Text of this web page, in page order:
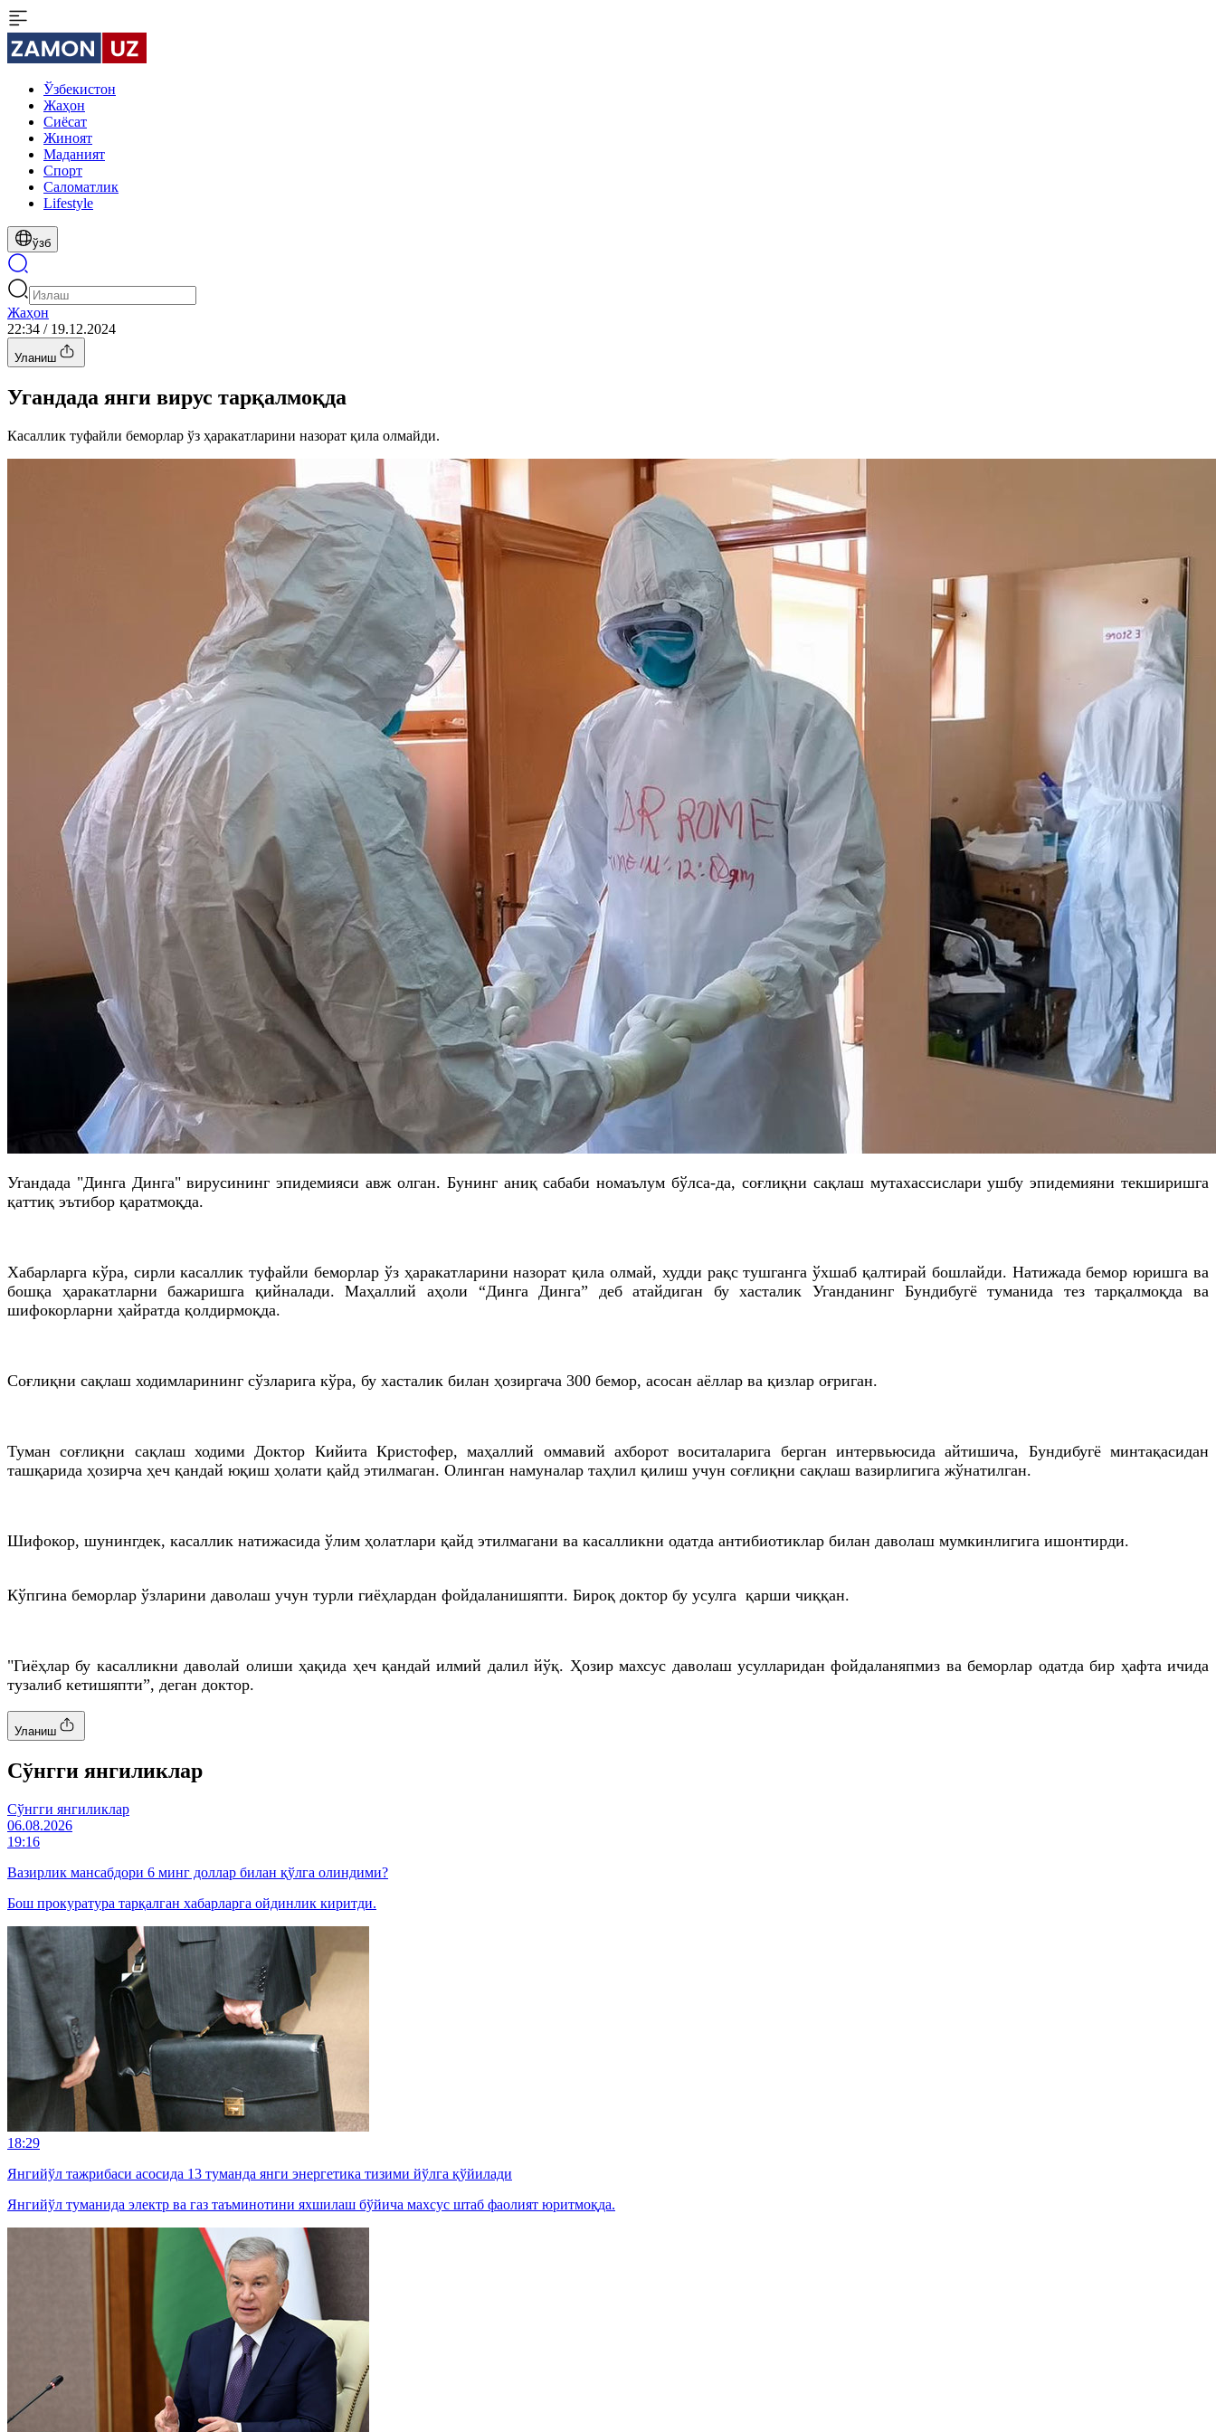
Ўзбекистон
Жаҳон
Сиёсат
Жиноят
Маданият
Спорт
Cаломатлик
Lifestyle
ўзб
Жаҳон
22:34 / 19.12.2024
Уланиш
Угандада янги вирус тарқалмоқда
Касаллик туфайли беморлар ўз ҳаракатларини назорат қила олмайди.
Угандада "Динга Динга" вирусининг эпидемияси авж олган. Бунинг аниқ сабаби номаълум бўлса-да, соғлиқни сақлаш мутахассислари ушбу эпидемияни текширишга
қаттиқ эътибор қаратмоқда.
Хабарларга кўра, сирли касаллик туфайли беморлар ўз ҳаракатларини назорат қила олмай, худди рақс тушганга ўхшаб қалтирай бошлайди. Натижада бемор юришга ва
бошқа ҳаракатларни бажаришга қийналади. Маҳаллий аҳоли “Динга Динга” деб атайдиган бу хасталик Уганданинг Бундибугё туманида тез тарқалмоқда ва
шифокорларни ҳайратда қолдирмоқда.
Соғлиқни сақлаш ходимларининг сўзларига кўра, бу хасталик билан ҳозиргача 300 бемор, асосан аёллар ва қизлар оғриган.
Туман соғлиқни сақлаш ходими Доктор Кийита Кристофер, маҳаллий оммавий ахборот воситаларига берган интервьюсида айтишича, Бундибугё минтақасидан
ташқарида ҳозирча ҳеч қандай юқиш ҳолати қайд этилмаган. Олинган намуналар таҳлил қилиш учун соғлиқни сақлаш вазирлигига жўнатилган.
Шифокор, шунингдек, касаллик натижасида ўлим ҳолатлари қайд этилмагани ва касалликни одатда антибиотиклар билан даволаш мумкинлигига ишонтирди.
Кўпгина беморлар ўзларини даволаш учун турли гиёҳлардан фойдаланишяпти. Бироқ доктор бу усулга қарши чиққан.
"Гиёҳлар бу касалликни даволай олиши ҳақида ҳеч қандай илмий далил йўқ. Ҳозир махсус даволаш усулларидан фойдаланяпмиз ва беморлар одатда бир ҳафта ичида
тузалиб кетишяпти”, деган доктор.
Уланиш
Cўнгги янгиликлар
Cўнгги янгиликлар
06.08.2026
19:16
Вазирлик мансабдори 6 минг доллар билан қўлга олиндими?
Бош прокуратура тарқалган хабарларга ойдинлик киритди.
18:29
Янгийўл тажрибаси асосида 13 туманда янги энергетика тизими йўлга қўйилади
Янгийўл туманида электр ва газ таъминотини яхшилаш бўйича махсус штаб фаолият юритмоқда.